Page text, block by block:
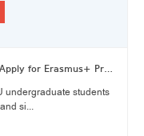
Call for TSU Undergraduate Students to Apply for Erasmus+ Program Scholarships funded by the European Commission
undergraduate students
si...